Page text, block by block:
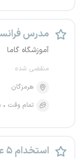
مدرس
آموزشگاه گاما
منقضی شده
هرمزگان
تمام وقت
استخدام ۵ عنوان شغلی